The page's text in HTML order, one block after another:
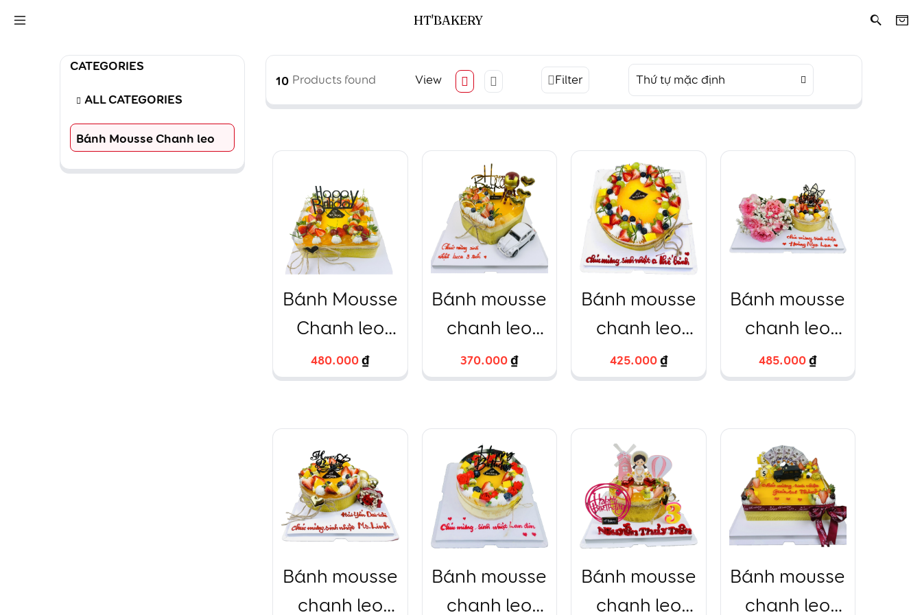
10 Products found View Filter Thứ tự mặc định
Bánh Mousse
Chanh leo
(Kiwi,
Blueberry,
480.000₫
480.000₫
Bánh mousse
chanh leo
trái tim trang
trí siêu nhân
370.000₫
370.000₫
Bánh mousse
chanh leo
tròn
425.000₫
425.000₫
Bánh mousse
chanh leo
tròn kèm bó
hoa hồng
tươi
485.000₫
485.000₫
Bánh mousse
chanh leo
Bánh mousse
chanh leo
Bánh mousse
chanh leo
Bánh mousse
chanh leo
CATEGORIES
ALL CATEGORIES
Bánh Mousse Chanh leo
HT'BAKERY